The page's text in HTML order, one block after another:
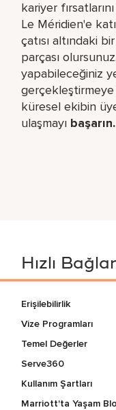
kariyer
Le Méridien'e
çatısı altındaki
parçası
yapabileceğiniz
gerçekleştirmeye
küresel​ ekibin
ulaşmayı başarın.
Hızlı
Erişilebilirlik
Vize Programları
Temel Değerler
Serve360
Kullanım Şartları
Marriott'ta Yaşam